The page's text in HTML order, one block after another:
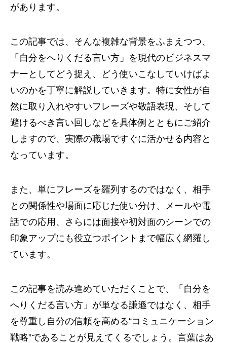
があります。
この記事では、そんな複雑な背景をふまえつつ、
「自分をへりくだる言い方」を現代のビジネスマ
ナーとしてどう捉え、どう使いこなしていけばよ
いのかを丁寧に解説していきます。特に女性が自
然に取り入れやすいフレーズや敬語表現、そして
避けるべき言い回しなどを具体例とともにご紹介
しますので、実際の職場ですぐに活かせる内容と
なっています。
また、単にフレーズを羅列するのではなく、相手
との関係性や場面に応じた使い分け、メールや電
話での応用、さらには面接や初対面のシーンでの
印象アップにも役立つポイントまで幅広く網羅し
ています。
この記事を読み進めていただくことで、「自分を
へりくだる言い方」が単なる謙遜ではなく、相手
を尊重し自分の信頼を高める“コミュニケーション
戦略”であることが見えてくるでしょう。言葉はあ